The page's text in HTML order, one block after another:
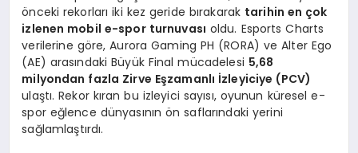
önceki rekorları iki kez geride bırakarak tarihin en çok
izlenen mobil e-spor turnuvası oldu. Esports Charts
verilerine göre, Aurora Gaming PH (RORA) ve Alter Ego
(AE) arasındaki Büyük Final mücadelesi 5,68
milyondan fazla Zirve Eşzamanlı İzleyiciye (PCV)
ulaştı. Rekor kıran bu izleyici sayısı, oyunun küresel e-
spor eğlence dünyasının ön saflarındaki yerini
sağlamlaştırdı.